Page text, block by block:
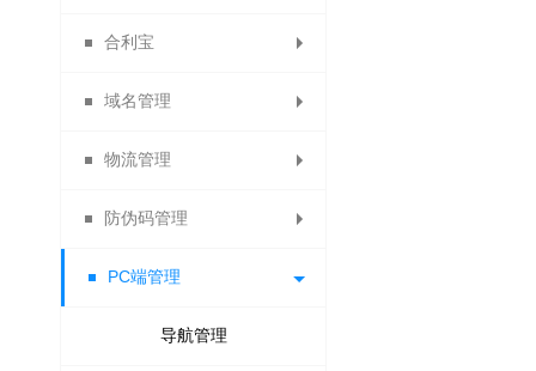
供应商财务报表
秒杀统计
动态分红
分红计算规则
分红记录
合利宝
合利宝交易
域名管理
免费申请域名
绑定域名
物流管理
运费模板
电子面单
快递单模板列表
防伪码管理
防伪设置
防伪码批次列表
PC端管理
导航管理